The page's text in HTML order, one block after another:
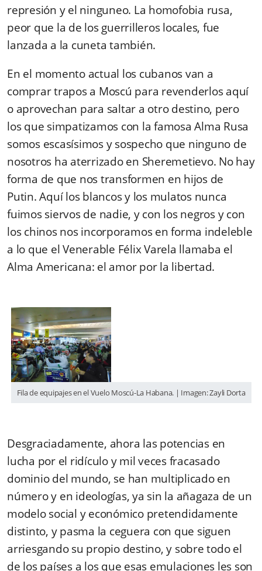
represión y el ninguneo. La homofobia rusa,
peor que la de los guerrilleros locales, fue
lanzada a la cuneta también.
En el momento actual los cubanos van a
comprar trapos a Moscú para revenderlos aquí
o aprovechan para saltar a otro destino, pero
los que simpatizamos con la famosa Alma Rusa
somos escasísimos y sospecho que ninguno de
nosotros ha aterrizado en Sheremetievo. No hay
forma de que nos transformen en hijos de
Putin. Aquí los blancos y los mulatos nunca
fuimos siervos de nadie, y con los negros y con
los chinos nos incorporamos en forma indeleble
a lo que el Venerable Félix Varela llamaba el
Alma Americana: el amor por la libertad.
Fila de equipajes en el Vuelo Moscú-La Habana. | Imagen: Zayli Dorta
Desgraciadamente, ahora las potencias en
lucha por el ridículo y mil veces fracasado
dominio del mundo, se han multiplicado en
número y en ideologías, ya sin la añagaza de un
modelo social y económico pretendidamente
distinto, y pasma la ceguera con que siguen
arriesgando su propio destino, y sobre todo el
de los países a los que esas emulaciones les son